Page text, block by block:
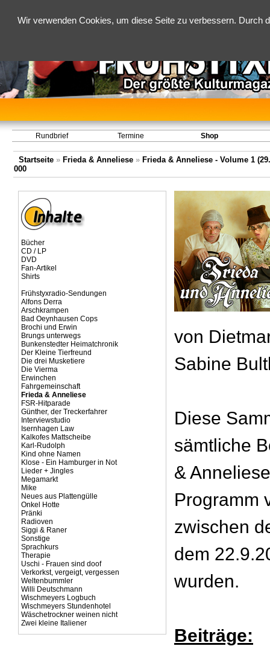
Wir verwenden Cookies, um diese Seite zu verbessern.
Rundbrief Termine Shop
Startseite » Frieda & Anneliese » Frieda & Anneliese - Volume 1
000
Bücher
CD / LP
DVD
Fan-Artikel
Shirts
Frühstyxradio-Sendungen
Alfons Derra
Arschkrampen
Bad Oeynhausen Cops
Brochi und Erwin
Brungs unterwegs
Bunkenstedter Heimatchronik
Der Kleine Tierfreund
Die drei Musketiere
Die Vierma
Erwinchen
Fahrgemeinschaft
Frieda & Anneliese
FSR-Hitparade
Günther, der Treckerfahrer
Interviewstudio
Isernhagen Law
Kalkofes Mattscheibe
Karl-Rudolph
Kind ohne Namen
Klose - Ein Hamburger in Not
Lieder + Jingles
Megamarkt
Mike
Neues aus Plattengülle
Onkel Hotte
Pränki
Radioven
Siggi & Raner
Sonstige
Sprachkurs
Therapie
Uschi - Frauen sind doof
Verkorkst, vergeigt, vergessen
Weltenbummler
Willi Deutschmann
Wischmeyers Logbuch
Wischmeyers Stundenhotel
Wäschetrockner weinen nicht
Zwei kleine Italiener
von
Sabine
Diese
sämtliche
&
Programm
zwischen
dem
wurden.
Beiträge: